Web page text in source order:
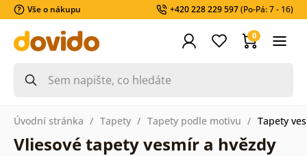
Vše o nákupu +420 228 229 597(Po-Pá: 7 - 16)
0
Úvodní stránka Tapety Tapety podle motivu Tapety
Vliesové tapety vesmír a hvězdy